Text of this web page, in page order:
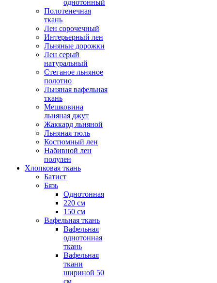
однотонный
Полотенечная
ткань
Лен сорочечный
Интерьерный лен
Льняные дорожки
Лен серый
натуральный
Стеганое льняное
полотно
Льняная вафельная
ткань
Мешковина
льняная джут
Жаккард льняной
Льняная тюль
Костюмный лен
Набивной лен
полулен
Хлопковая ткань
Батист
Бязь
Однотонная
220 см
150 см
Вафельная ткань
Вафельная
однотонная
ткань
Вафельная
ткани
шириной 50
см